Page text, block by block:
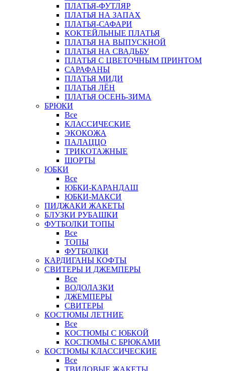
ПЛАТЬЯ-ФУТЛЯР
ПЛАТЬЯ НА ЗАПАХ
ПЛАТЬЯ-САФАРИ
КОКТЕЙЛЬНЫЕ ПЛАТЬЯ
ПЛАТЬЯ НА ВЫПУСКНОЙ
ПЛАТЬЯ НА СВАДЬБУ
ПЛАТЬЯ С ЦВЕТОЧНЫМ ПРИНТОМ
САРАФАНЫ
ПЛАТЬЯ МИДИ
ПЛАТЬЯ ЛЁН
ПЛАТЬЯ ОСЕНЬ-ЗИМА
БРЮКИ
Все
КЛАССИЧЕСКИЕ
ЭКОКОЖА
ПАЛАЦЦО
ТРИКОТАЖНЫЕ
ШОРТЫ
ЮБКИ
Все
ЮБКИ-КАРАНДАШ
ЮБКИ-МАКСИ
ПИДЖАКИ ЖАКЕТЫ
БЛУЗКИ РУБАШКИ
ФУТБОЛКИ ТОПЫ
Все
ТОПЫ
ФУТБОЛКИ
КАРДИГАНЫ КОФТЫ
СВИТЕРЫ И ДЖЕМПЕРЫ
Все
ВОДОЛАЗКИ
ДЖЕМПЕРЫ
СВИТЕРЫ
КОСТЮМЫ ЛЕТНИЕ
Все
КОСТЮМЫ С ЮБКОЙ
КОСТЮМЫ С БРЮКАМИ
КОСТЮМЫ КЛАССИЧЕСКИЕ
Все
ТВИДОВЫЕ ЖАКЕТЫ